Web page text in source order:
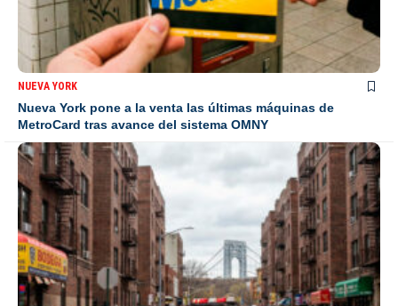
NUEVA YORK
Nueva York pone a la venta las últimas máquinas de
MetroCard tras avance del sistema OMNY